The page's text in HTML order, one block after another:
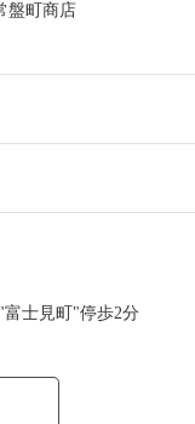
盤町商店
富士見町"停歩2分